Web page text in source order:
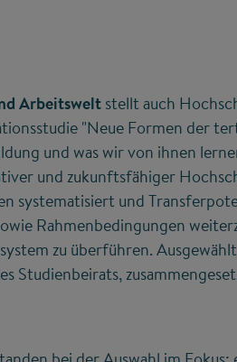
Arbeitswelt stellt auch
"Neue Formen der
und was wir von ihnen
und zukunftsfähiger
und
Rahmenbedingungen
zu überführen.
Studienbeirats,